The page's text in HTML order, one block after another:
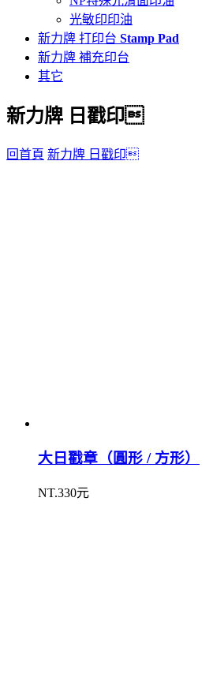
光敏印印油
新力牌 打印台 Stamp Pad
新力牌 補充印台
其它
新力牌 日戳印
回首頁 新力牌 日戳印
大日戳章（圓形 / 方形）
NT.330元